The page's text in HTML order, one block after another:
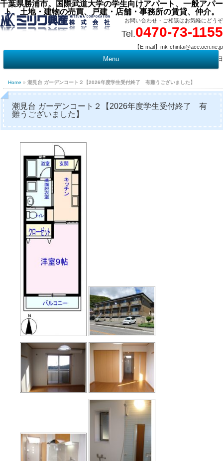
千葉県勝浦市。国際武道大学の学生向けアパート、一般アパー
ト、土地・建物の売買、戸建・店舗・事務所の賃貸、仲介。
お問い合わせ・ご相談はお気軽にどうぞ
Tel.0470-73-1155
【E-mail】mk-chintai@ace.ocn.ne.jp
【営業時間】09:00 ～ 17:15 【定 休 日】水曜・祭日
Menu
Home » 潮見台 ガーデンコート２【2026年度学生受付終了 有難うございました】
潮見台 ガーデンコート２【2026年度学生受付終了 有
難うございました】